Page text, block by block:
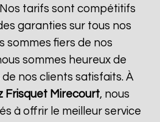
tarifs sont compétitifs
garanties sur tous nos
sommes fiers de nos
sommes heureux de
nos clients satisfaits. À
Frisquet Mirecourt, nous
à offrir le meilleur service